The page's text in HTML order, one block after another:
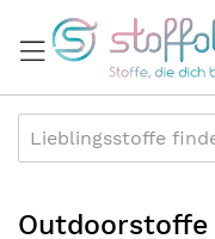
Inhalt
Outdoorstoffe